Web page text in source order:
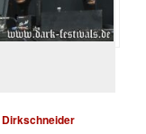
Dirkschneider